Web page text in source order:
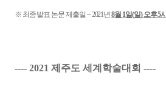
※ 최종 발표 논문 제출일 –2021년8월 1일(일)오후5시
---- 2021 제주도 세계학술대회 ----